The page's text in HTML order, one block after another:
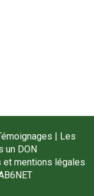
| Les
un DON
et mentions légales